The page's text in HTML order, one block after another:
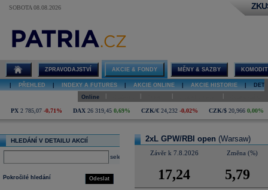
SOBOTA 08.08.2026
2xL GPW/RBI
open online
ZPRAVODAJSTVÍ AKCIE & FONDY MĚNY & SAZBY
PŘEHLED INDEXY A FUTURES AKCIE ONLINE AKCIE HISTORIE
Online
PX 2 785,07 -0,71% DAX 26 319,45 0,69% CZK/€ 24,232 -0,02% CZK/$ 20,966 0,00%
HLEDÁNÍ V DETAILU AKCIÍ
select
Odeslat
Pokročilé hledání
2xL GPW/RBI open (Warsaw)
Závěr k 7.8.2026 Změna (%)
17,24 5,79